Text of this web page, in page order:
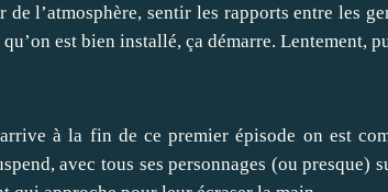
de l’atmosphère, sentir les rapports entre les
est bien installé, ça démarre. Lentement,
à la fin de ce premier épisode on est
avec tous ses personnages (ou presque)